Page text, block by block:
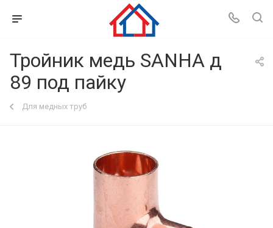
Тройник медь SANHA д
89 под пайку
Для медных труб